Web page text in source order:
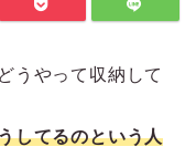
うやって収納して
してるのという人